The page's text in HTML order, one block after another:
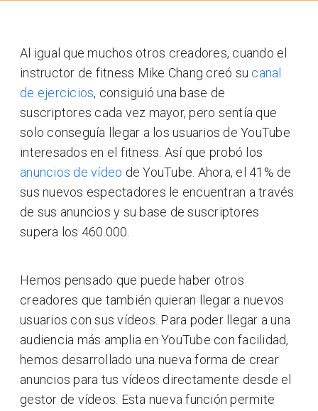
Al igual que muchos otros creadores, cuando el
instructor de fitness Mike Chang creó su canal
de ejercicios, consiguió una base de
suscriptores cada vez mayor, pero sentía que
solo conseguía llegar a los usuarios de YouTube
interesados en el fitness. Así que probó los
anuncios de vídeo de YouTube. Ahora, el 41% de
sus nuevos espectadores le encuentran a través
de sus anuncios y su base de suscriptores
supera los 460.000.
Hemos pensado que puede haber otros
creadores que también quieran llegar a nuevos
usuarios con sus vídeos. Para poder llegar a una
audiencia más amplia en YouTube con facilidad,
hemos desarrollado una nueva forma de crear
anuncios para tus vídeos directamente desde el
gestor de vídeos. Esta nueva función permite